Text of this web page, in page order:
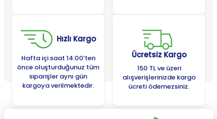
Hızlı Kargo
Hafta içi saat 14:00’ten
önce oluşturduğunuz tüm
siparişler aynı gün
kargoya verilmektedir.
Ücretsiz Kargo
150 TL ve üzeri
alışverişlerinizde kargo
ücreti ödemezsiniz.